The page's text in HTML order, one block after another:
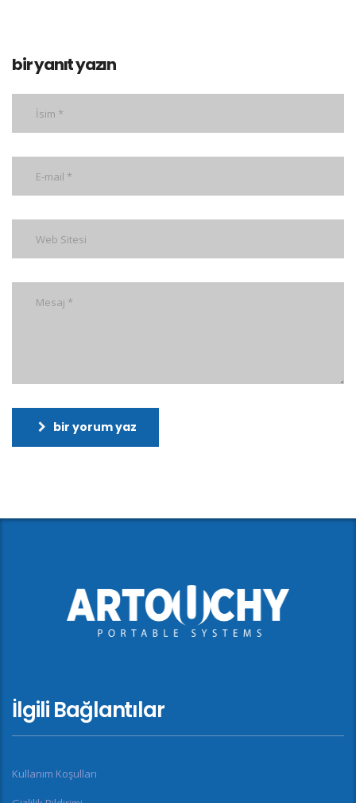
bir yanıt yazın
bir yorum yaz
İlgili Bağlantılar
Kullanım Koşulları